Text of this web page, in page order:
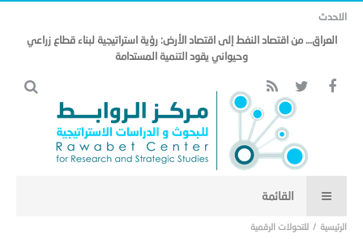
الاحدث
العراق… من اقتصاد النفط إلى اقتصاد الأرض: رؤية استراتيجية لبناء قطاع زراعي
وحيواني يقود التنمية المستدامة
للتحولات الرقمية